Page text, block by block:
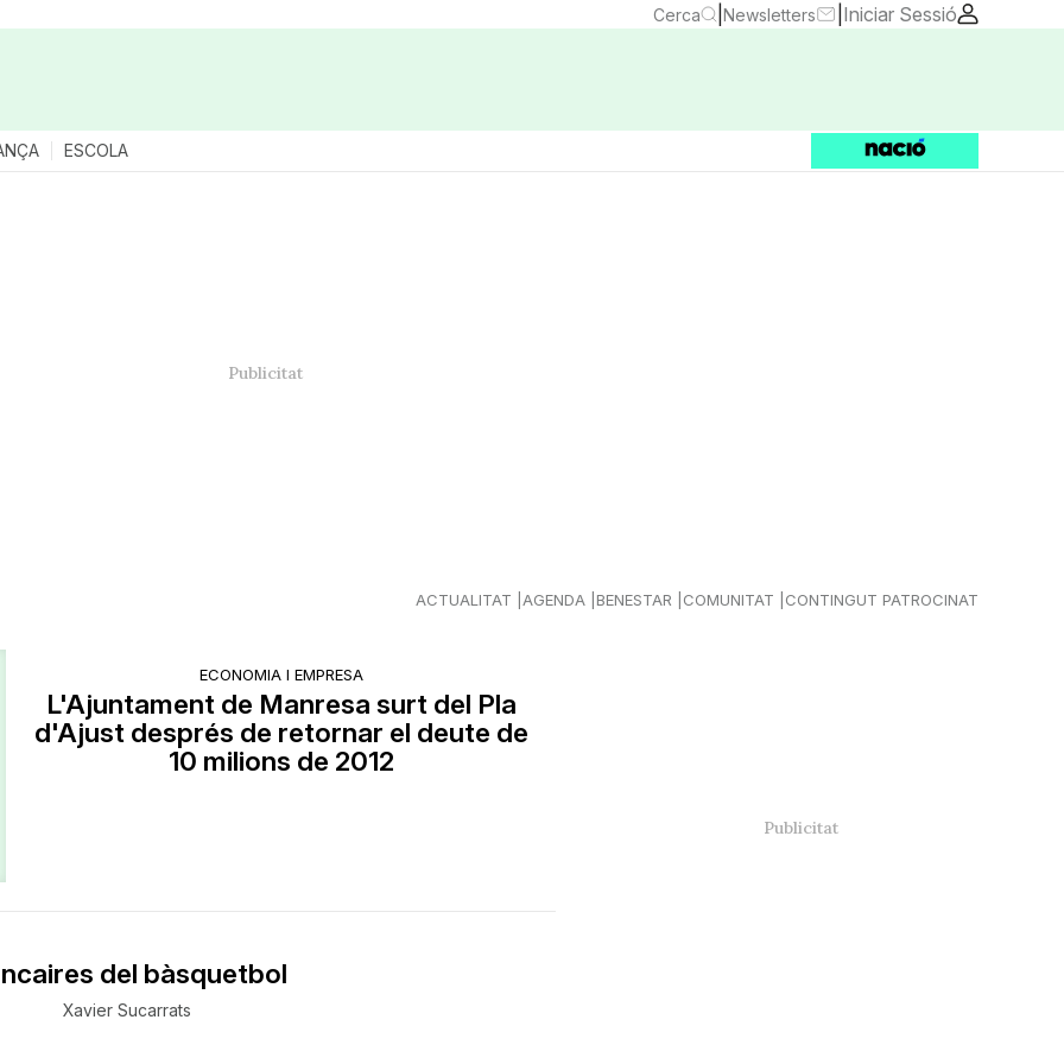
Cerca Newsletters Iniciar Sessió
ESCOLA
ACTUALITAT AGENDA BENESTAR COMUNITAT CONTINGUT PATROCINAT
ECONOMIA I EMPRESA
L'Ajuntament de Manresa surt del Pla
d'Ajust després de retornar el deute de
10 milions de 2012
del bàsquetbol
Xavier Sucarrats